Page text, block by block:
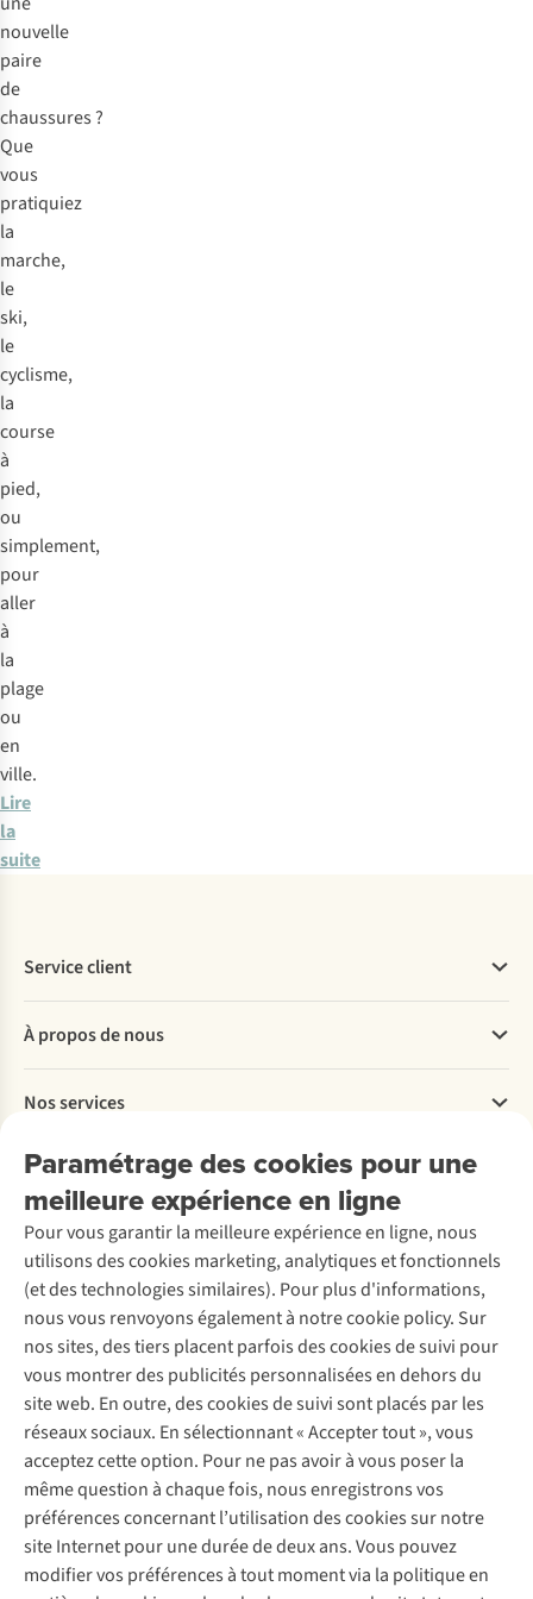
nouvelle
paire
de
chaussures ?
Que
vous
pratiquiez
la
marche,
le
ski,
le
cyclisme,
la
course
à
pied,
ou
simplement,
pour
aller
à
la
plage
ou
en
ville.
Lire
la
suite
Paramétrage des cookies pour une
meilleure expérience en ligne
Pour vous garantir la meilleure expérience en ligne, nous
utilisons des cookies marketing, analytiques et fonctionnels
(et des technologies similaires). Pour plus d'informations,
nous vous renvoyons également à notre cookie policy. Sur
nos sites, des tiers placent parfois des cookies de suivi pour
vous montrer des publicités personnalisées en dehors du
site web. En outre, des cookies de suivi sont placés par les
réseaux sociaux. En sélectionnant « Accepter tout », vous
acceptez cette option. Pour ne pas avoir à vous poser la
même question à chaque fois, nous enregistrons vos
préférences concernant l’utilisation des cookies sur notre
site Internet pour une durée de deux ans. Vous pouvez
modifier vos préférences à tout moment via la politique en
Service client
Commander
Payer
Livraison
Rétractation d'une commande
Entretien & réparations
Garantie
Contactez-nous
À propos de nous
Explore More
À propos d’Ayacucho
Nos magasins
À propos d’A.S.Adventure
Déclaration d'accessibilité
Nos services
Location / Location sports d’hiver
Seconde-main
Entretien de ski
Service de lavage
Entretien de chaussures
Réparation de chaussures
Réparation de vêtements
Retouches
Pour les entreprises
Découvrez
Explore Camp
Gear Check
Expertise & conseils
Abonnez-vous à la newsletter
Suivez-nous
Mentions légales
Politique de confidentialité
Conditions générales
Cookie Policy